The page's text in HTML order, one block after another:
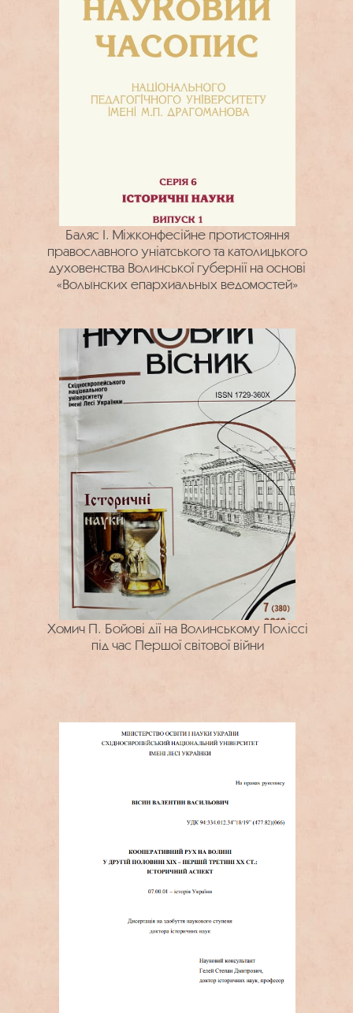
Баляс І. Міжконфесійне протистояння
православного уніатського та католицького
духовенства Волинської губернії на основі
«Волынских епархиальных ведомостей»
Хомич П. Бойові дії на Волинському Поліссі
під час Першої світової війни